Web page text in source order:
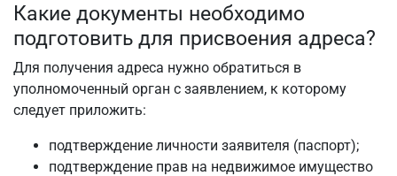
Какие документы необходимо
подготовить для присвоения адреса?
Для получения адреса нужно обратиться в
уполномоченный орган с заявлением, к которому
следует приложить:
подтверждение личности заявителя (паспорт);
подтверждение прав на недвижимое имущество